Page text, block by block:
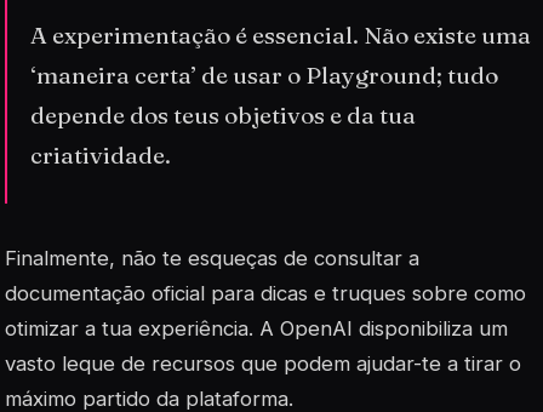
A experimentação é essencial. Não existe uma
‘maneira certa’ de usar o Playground; tudo
depende dos teus objetivos e da tua
criatividade.
Finalmente, não te esqueças de consultar a
documentação oficial para dicas e truques sobre como
otimizar a tua experiência. A OpenAI disponibiliza um
vasto leque de recursos que podem ajudar-te a tirar o
máximo partido da plataforma.